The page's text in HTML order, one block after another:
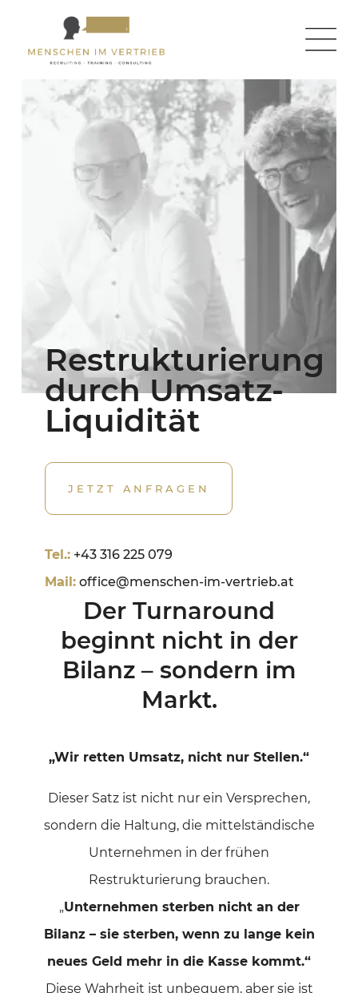
Restrukturierung
durch Umsatz-
Liquidität
JETZT ANFRAGEN
Tel.: +43 316 225 079
Mail: office@menschen-im-vertrieb.at
Der Turnaround
beginnt nicht in der
Bilanz – sondern im
Markt.
„Wir retten Umsatz, nicht nur Stellen.“
Dieser Satz ist nicht nur ein Versprechen,
sondern die Haltung, die mittelständische
Unternehmen in der frühen
Restrukturierung brauchen.
„Unternehmen sterben nicht an der
Bilanz – sie sterben, wenn zu lange kein
neues Geld mehr in die Kasse kommt.“
Diese Wahrheit ist unbequem, aber sie ist